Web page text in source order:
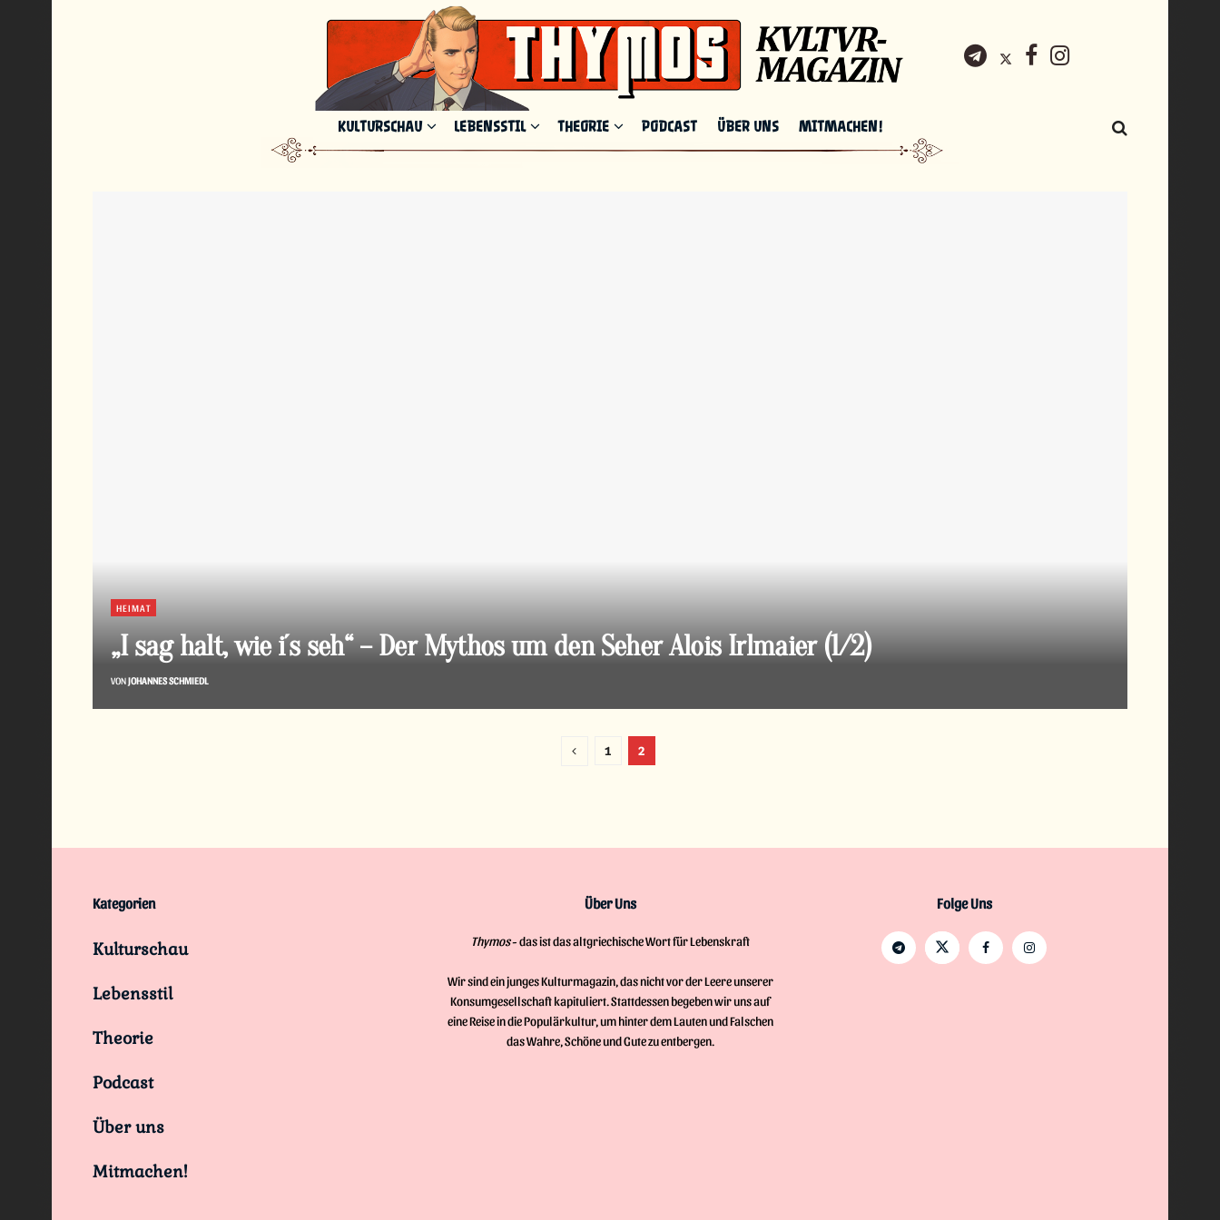
KULTURSCHAU LEBENSSTIL THEORIE PODCAST ÜBER UNS MITMACHEN!
HEIMAT
„I sag halt, wie i´s seh“ – Der Mythos um den Seher Alois Irlmaier (1/2)
VONJOHANNES SCHMIEDL
1 2
Kategorien
Kulturschau
Lebensstil
Theorie
Podcast
Über uns
Mitmachen!
Über Uns
Thymos- das ist das altgriechische Wort für Lebenskraft
Wir sind ein junges Kulturmagazin, das nicht vor der Leere unserer
Konsumgesellschaft kapituliert. Stattdessen begeben wir uns auf
eine Reise in die Populärkultur, um hinter dem Lauten und Falschen
das Wahre, Schöne und Gute zu entbergen.
Folge Uns